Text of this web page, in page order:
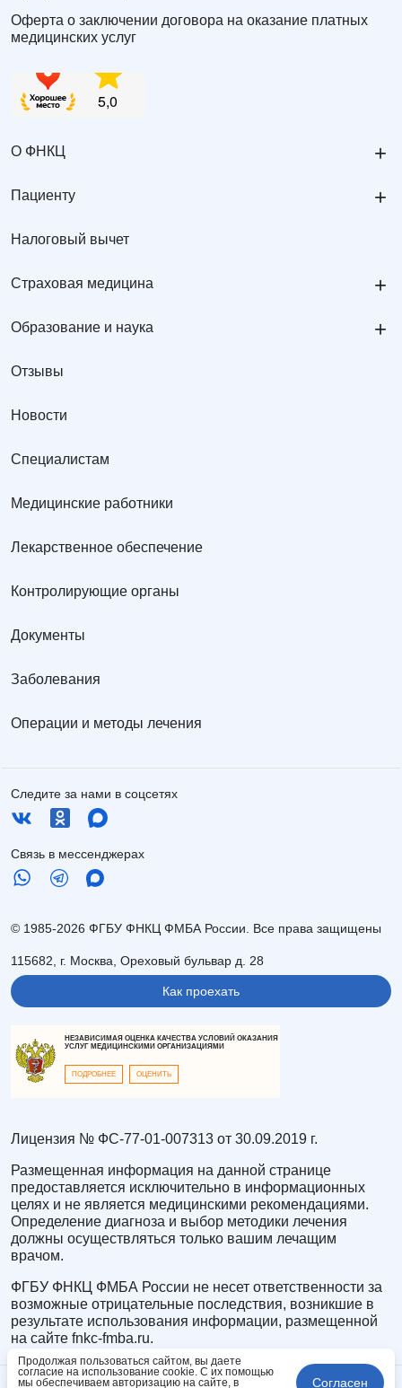
Оферта о заключении договора на оказание платных
медицинских услуг
О ФНКЦ +
Пациенту +
Налоговый вычет
Страховая медицина +
Образование и наука +
Отзывы
Новости
Специалистам
Медицинские работники
Лекарственное обеспечение
Контролирующие органы
Документы
Заболевания
Операции и методы лечения
Следите за нами в соцсетях
Связь в мессенджерах
© 1985-2026 ФГБУ ФНКЦ ФМБА России. Все права защищены
115682, г. Москва, Ореховый бульвар д. 28
Как проехать
НЕЗАВИСИМАЯ ОЦЕНКА КАЧЕСТВА УСЛОВИЙ ОКАЗАНИЯ
УСЛУГ МЕДИЦИНСКИМИ ОРГАНИЗАЦИЯМИ
ПОДРОБНЕЕ ОЦЕНИТЬ
Лицензия № ФС-77-01-007313 от 30.09.2019 г.
Размещенная информация на данной странице
предоставляется исключительно в информационных
целях и не является медицинскими рекомендациями.
Определение диагноза и выбор методики лечения
должны осуществляться только вашим лечащим
врачом.
ФГБУ ФНКЦ ФМБА России не несет ответственности за
возможные отрицательные последствия, возникшие в
результате использования информации, размещенной
на сайте fnkc-fmba.ru.
Продолжая пользоваться сайтом, вы даете
согласие на использование cookie. С их помощью
мы обеспечиваем авторизацию на сайте, в
Согласен